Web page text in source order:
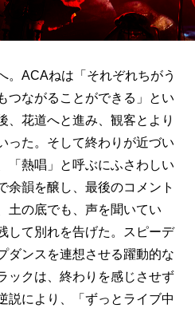
。ACAねは「それぞれちがう
つながることができる」とい
、花道へと進み、観客とより
った。そして終わりが近づい
「熱唱」と呼ぶにふさわしい
余韻を醸し、最後のコメント
土の底でも、声を聞いてい
して別れを告げた。スピーデ
ダンスを連想させる躍動的な
ックは、終わりを感じさせず
説により、「ずっとライブ中